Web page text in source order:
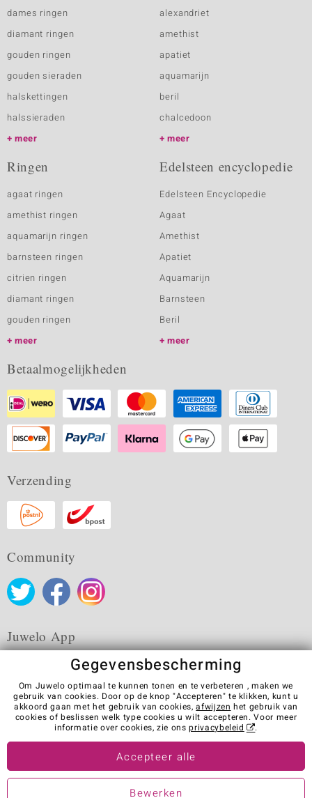
dames ringen
diamant ringen
gouden ringen
gouden sieraden
halskettingen
halssieraden
meer
alexandriet
amethist
apatiet
aquamarijn
beril
chalcedoon
meer
Ringen
agaat ringen
amethist ringen
aquamarijn ringen
barnsteen ringen
citrien ringen
diamant ringen
gouden ringen
meer
Edelsteen encyclopedie
Edelsteen Encyclopedie
Agaat
Amethist
Apatiet
Aquamarijn
Barnsteen
Beril
meer
Betaalmogelijkheden
Verzending
Community
Juwelo App
Algemene verkoopvoorwaarden Privacybeleid
Cookies
Colofon
Contact
Contract herroepen
Visit our stores in other countries:
Gegevensbescherming
Om Juwelo optimaal te kunnen tonen en te verbeteren , maken we
gebruik van cookies. Door op de knop "Accepteren" te klikken, kunt u
akkoord gaan met het gebruik van cookies,afwijzen het gebruik van
cookies of beslissen welk type cookies u wilt accepteren. Voor meer
informatie over cookies, zie onsprivacybeleid .
Accepteer alle
Bewerken